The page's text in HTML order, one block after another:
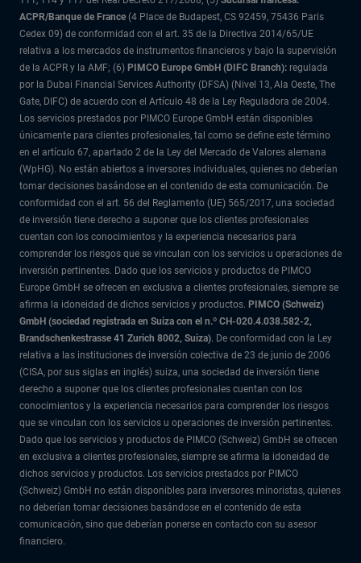
ACPR/Banque de France (4 Place de Budapest, CS 92459, 75436 Paris
Cedex 09) de conformidad con el art. 35 de la Directiva 2014/65/UE
relativa a los mercados de instrumentos financieros y bajo la supervisión
de la ACPR y la AMF; (6) PIMCO Europe GmbH (DIFC Branch): regulada
por la Dubai Financial Services Authority (DFSA) (Nivel 13, Ala Oeste, The
Gate, DIFC) de acuerdo con el Artículo 48 de la Ley Reguladora de 2004.
Los servicios prestados por PIMCO Europe GmbH están disponibles
únicamente para clientes profesionales, tal como se define este término
en el artículo 67, apartado 2 de la Ley del Mercado de Valores alemana
(WpHG). No están abiertos a inversores individuales, quienes no deberían
tomar decisiones basándose en el contenido de esta comunicación. De
conformidad con el art. 56 del Reglamento (UE) 565/2017, una sociedad
de inversión tiene derecho a suponer que los clientes profesionales
cuentan con los conocimientos y la experiencia necesarios para
comprender los riesgos que se vinculan con los servicios u operaciones de
inversión pertinentes. Dado que los servicios y productos de PIMCO
Europe GmbH se ofrecen en exclusiva a clientes profesionales, siempre se
afirma la idoneidad de dichos servicios y productos. PIMCO (Schweiz)
GmbH (sociedad registrada en Suiza con el n.º CH-020.4.038.582-2,
Brandschenkestrasse 41 Zurich 8002, Suiza). De conformidad con la Ley
relativa a las instituciones de inversión colectiva de 23 de junio de 2006
(CISA, por sus siglas en inglés) suiza, una sociedad de inversión tiene
derecho a suponer que los clientes profesionales cuentan con los
conocimientos y la experiencia necesarios para comprender los riesgos
que se vinculan con los servicios u operaciones de inversión pertinentes.
Dado que los servicios y productos de PIMCO (Schweiz) GmbH se ofrecen
en exclusiva a clientes profesionales, siempre se afirma la idoneidad de
dichos servicios y productos. Los servicios prestados por PIMCO
(Schweiz) GmbH no están disponibles para inversores minoristas, quienes
no deberían tomar decisiones basándose en el contenido de esta
comunicación, sino que deberían ponerse en contacto con su asesor
financiero.